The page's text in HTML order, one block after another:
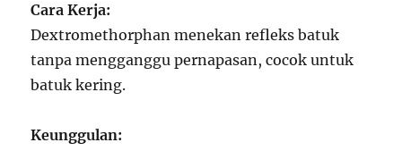
Cara Kerja:
Dextromethorphan menekan refleks batuk
tanpa mengganggu pernapasan, cocok untuk
batuk kering.
Keunggulan: